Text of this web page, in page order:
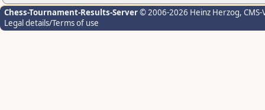
Chess-Tournament-Results-Server© 2006-2026 Heinz Herzog,
Legal details/Terms of use